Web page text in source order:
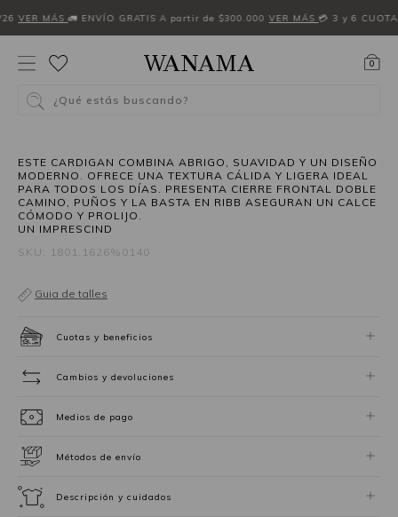
VER MÁS 🚛 ENVÍO GRATIS A partir de $300.000 VER MÁS 💳 3 y 6
0
¿Qué estás buscando?
ESTE CARDIGAN COMBINA ABRIGO, SUAVIDAD Y UN DISEÑO
MODERNO. OFRECE UNA TEXTURA CÁLIDA Y LIGERA IDEAL
PARA TODOS LOS DÍAS. PRESENTA CIERRE FRONTAL DOBLE
CAMINO, PUÑOS Y LA BASTA EN RIBB ASEGURAN UN CALCE
CÓMODO Y PROLIJO.
UN IMPRESCIND
SKU: 1801.1626%0140
Guia de talles
Cuotas y beneficios
Cambios y devoluciones
Medios de pago
Métodos de envío
Descripción y cuidados